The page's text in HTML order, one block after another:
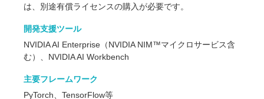
は、別途有償ライセンスの購入が必要です。
開発支援ツール
NVIDIA AI Enterprise（NVIDIA NIM™マイクロサービス含
む）、NVIDIA AI Workbench
主要フレームワーク
PyTorch、TensorFlow等